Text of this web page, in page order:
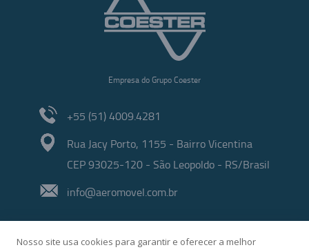
Empresa do Grupo Coester
+55 (51) 4009.4281
Rua Jacy Porto, 1155 - Bairro Vicentina
CEP 93025-120 - São Leopoldo - RS/Brasil
info@aeromovel.com.br
Nosso site usa cookies para garantir e oferecer a melhor